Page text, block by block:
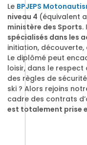
Le BPJEPS
niveau 4 (équivalent
ministère des Sports.
spécialisés dans les
initiation, découverte,
Le diplômé peut
loisir, dans le
des règles de
ski ? Alors rejoins
cadre des contrats
est totalement prise